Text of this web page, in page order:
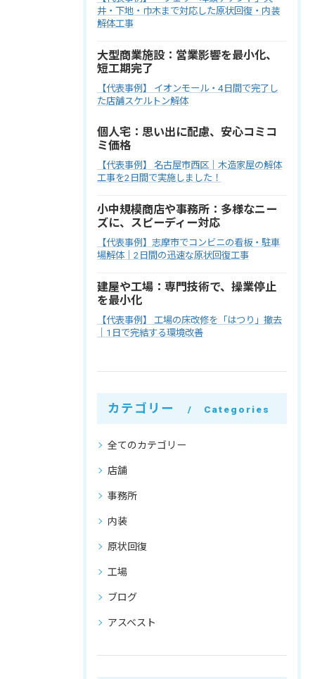
井・下地・巾木まで対応した原状回復・内装
解体工事
大型商業施設：営業影響を最小化、
短工期完了
【代表事例】 イオンモール・4日間で完了し
た店舗スケルトン解体
個人宅：思い出に配慮、安心コミコ
ミ価格
【代表事例】 名古屋市西区｜木造家屋の解体
工事を2日間で実施しました！
小中規模商店や事務所：多様なニー
ズに、スピーディー対応
【代表事例】志摩市でコンビニの看板・駐車
場解体｜2日間の迅速な原状回復工事
建屋や工場：専門技術で、操業停止
を最小化
【代表事例】 工場の床改修を「はつり」撤去
｜1日で完結する環境改善
カテゴリー Categories
全てのカテゴリー
店舗
事務所
内装
原状回復
工場
ブログ
アスベスト